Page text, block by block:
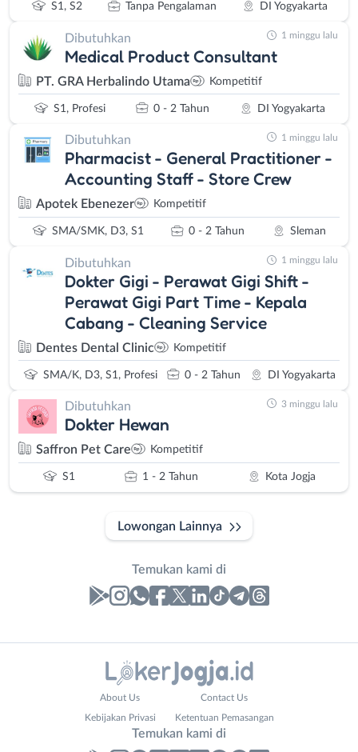
S1, S2 Tanpa Pengalaman DI Yogyakarta
Dibutuhkan
Medical Product Consultant
PT. GRA Herbalindo Utama Kompetitif
S1, Profesi 0 - 2 Tahun DI Yogyakarta
1 minggu lalu
Dibutuhkan
Pharmacist - General Practitioner -
Accounting Staff - Store Crew
Apotek Ebenezer Kompetitif
SMA/SMK, D3, S1 0 - 2 Tahun Sleman
1 minggu lalu
Dibutuhkan
Dokter Gigi - Perawat Gigi Shift -
Perawat Gigi Part Time - Kepala
Cabang - Cleaning Service
Dentes Dental Clinic Kompetitif
SMA/K, D3, S1, Profesi 0 - 2 Tahun DI Yogyakarta
1 minggu lalu
Dibutuhkan
Dokter Hewan
Saffron Pet Care Kompetitif
S1 1 - 2 Tahun Kota Jogja
3 minggu lalu
Lowongan Lainnya
Temukan kami di
About Us Contact Us
Kebijakan Privasi Ketentuan Pemasangan
Temukan kami di